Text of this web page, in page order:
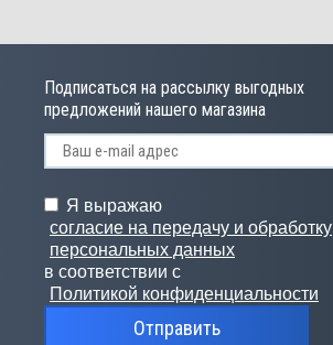
Подписаться на рассылку выгодных
предложений нашего магазина
Я выражаю
согласие на передачу и обработку
персональных данных
в соответствии с
Политикой конфиденциальности
Отправить